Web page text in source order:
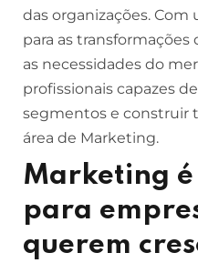
das organizações.
para as
as necessidades do
profissionais capazes
segmentos e construir
área de Marketing.
Marketing é
para
querem